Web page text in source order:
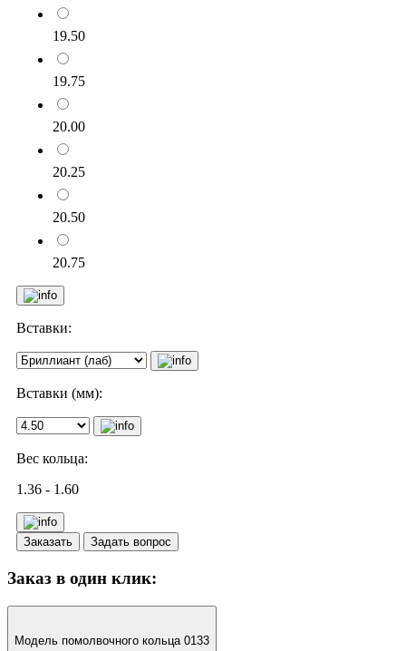
19.50
19.75
20.00
20.25
20.50
20.75
Вставки:
Вставки (мм):
Вес кольца:
1.36 - 1.60
Заказать Задать вопрос
Заказ в один клик:
Модель помолвочного кольца 0133